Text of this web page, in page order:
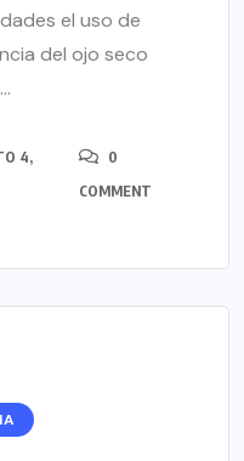
el uso de
del ojo seco
4,
0
COMMENT